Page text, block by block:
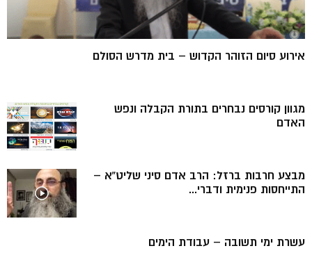
אירוע סיום הזוהר הקדוש – בית מדרש הסולם
מגוון קורסים נבחרים בתורת הקבלה ונפש
האדם
מבצע חרבות ברזל: הרב אדם סיני שליט”א –
התייחסות פנימית ודברי...
עשרת ימי תשובה – עבודת הימים